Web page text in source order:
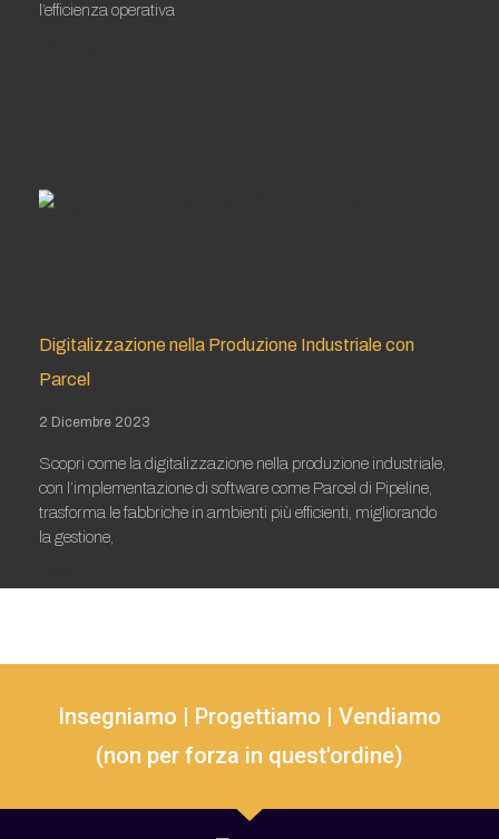
l’efficienza operativa
Digitalizzazione nella Produzione Industriale con
Parcel
2 Dicembre 2023
Scopri come la digitalizzazione nella produzione industriale,
con l’implementazione di software come Parcel di Pipeline,
trasforma le fabbriche in ambienti più efficienti, migliorando
la gestione,
Insegniamo | Progettiamo | Vendiamo
(non per forza in quest'ordine)